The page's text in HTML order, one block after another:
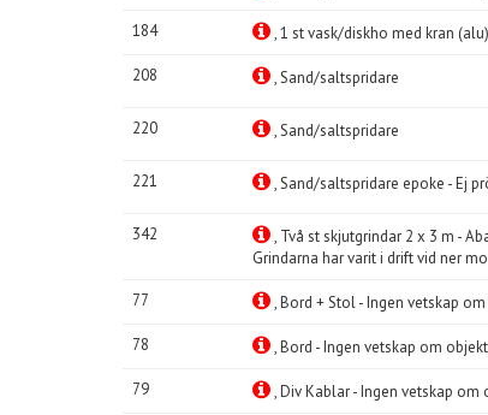
184 , 1 st vask/diskho med kran (alu)
208 , Sand/saltspridare
220 , Sand/saltspridare
221 , Sand/saltspridare epoke - Ej
342
, Två st skjutgrindar 2 x 3 m -
Grindarna har varit i drift vid ner
77 , Bord + Stol - Ingen vetskap
78 , Bord - Ingen vetskap om
79 , Div Kablar - Ingen vetskap